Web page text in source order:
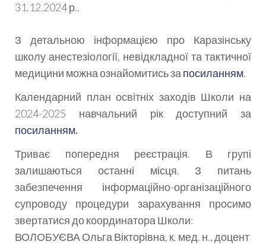
31.12.2024 р..
З детальною інформацією про Каразінську
школу анестезіології, невідкладної та тактичної
медицини можна ознайомитись за посиланням.
Календарний план освітніх заходів Школи на
2024-2025 навчальний рік доступний за
посиланням.
Триває попередня реєстрація. В групі
залишаються останні місця. З питань
забезпечення інформаційно-організаційного
супроводу процедури зарахування просимо
звертатися до координатора Школи:
ВОЛОБУЄВА Ольга Вікторівна, к. мед. н., доцент